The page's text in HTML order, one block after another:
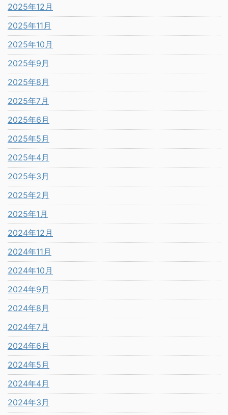
2025年12月
2025年11月
2025年10月
2025年9月
2025年8月
2025年7月
2025年6月
2025年5月
2025年4月
2025年3月
2025年2月
2025年1月
2024年12月
2024年11月
2024年10月
2024年9月
2024年8月
2024年7月
2024年6月
2024年5月
2024年4月
2024年3月